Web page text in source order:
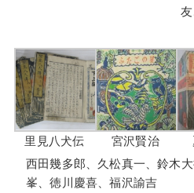
里見八犬伝 宮沢賢治
西田幾多郎、久松真一、鈴木
峯、徳川慶喜、福沢諭吉